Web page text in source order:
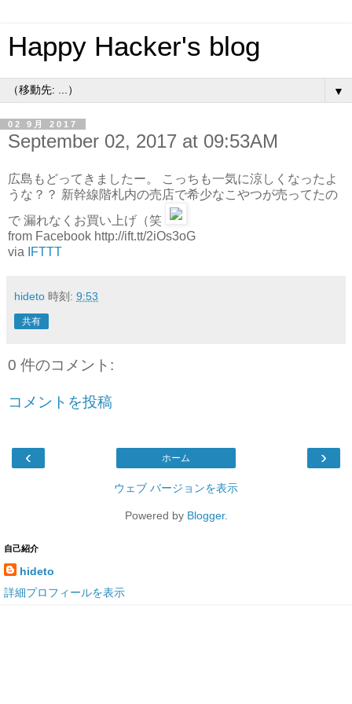
Happy Hacker's blog
▼
02 9月 2017
September 02, 2017 at 09:53AM
広島もどってきましたー。 こっちも一気に涼しくなったよ
うな？？ 新幹線階札内の売店で希少なこやつが売ってたの
で 漏れなくお買い上げ（笑
from Facebook http://ift.tt/2iOs3oG
via
IFTTT
hideto 時刻: 9:53
共有
0 件のコメント:
コメントを投稿
‹ ›
ホーム
ウェブ バージョンを表示
Powered by Blogger.
自己紹介
hideto
詳細プロフィールを表示